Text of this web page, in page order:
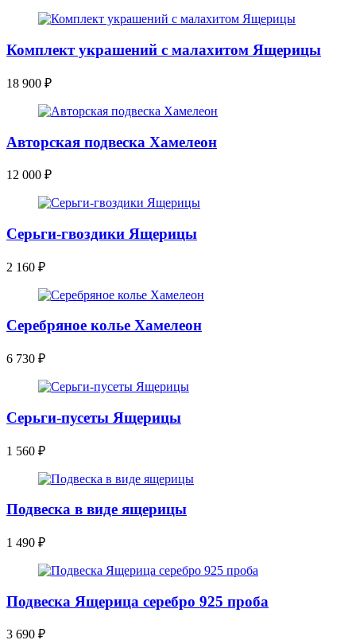
Комплект украшений с малахитом Ящерицы
18 900 ₽
Авторская подвеска Хамелеон
12 000 ₽
Серьги-гвоздики Ящерицы
2 160 ₽
Серебряное колье Хамелеон
6 730 ₽
Серьги-пусеты Ящерицы
1 560 ₽
Подвеска в виде ящерицы
1 490 ₽
Подвеска Ящерица серебро 925 проба
3 690 ₽